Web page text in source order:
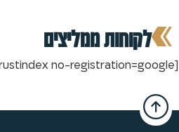
לקוחות ממליצים
[trustindex no-registration=google]